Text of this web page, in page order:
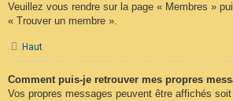
Veuillez vous rendre sur la page « Membres »
« Trouver un membre ».
Haut
Comment puis-je retrouver mes propres
Vos propres messages peuvent être affichés